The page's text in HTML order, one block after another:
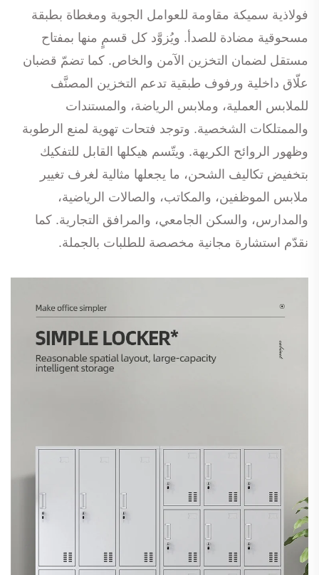
فولاذية سميكة مقاومة للعوامل الجوية ومغطاة بطبقة
مسحوقية مضادة للصدأ. ويُزوَّد كل قسمٍ منها بمفتاح
مستقل لضمان التخزين الآمن والخاص. كما تضمّ قضبان
علّاق داخلية ورفوف طبقية تدعم التخزين المصنَّف
للملابس العملية، وملابس الرياضة، والمستندات
والممتلكات الشخصية. وتوجد فتحات تهوية لمنع الرطوبة
وظهور الروائح الكريهة. ويتّسم هيكلها القابل للتفكيك
بتخفيض تكاليف الشحن، ما يجعلها مثالية لغرف تغيير
ملابس الموظفين، والمكاتب، والصالات الرياضية،
والمدارس، والسكن الجامعي، والمرافق التجارية. كما
نقدّم استشارة مجانية مخصصة للطلبات بالجملة.